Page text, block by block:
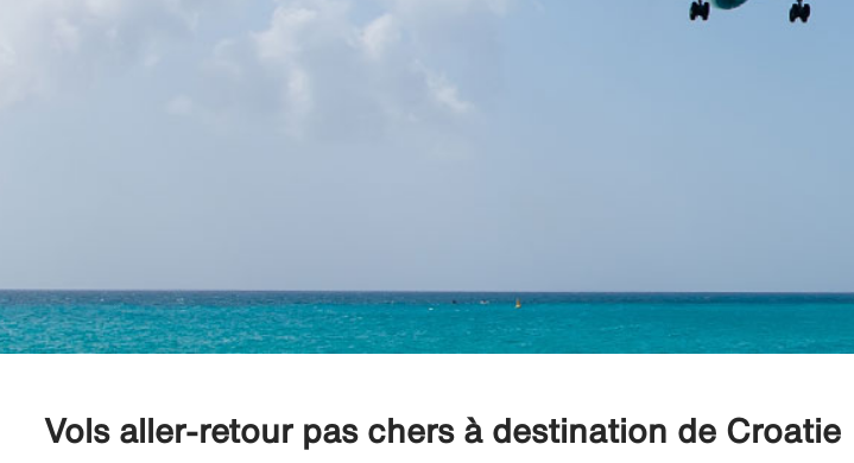
Vols aller-retour pas chers à destination de Croatie